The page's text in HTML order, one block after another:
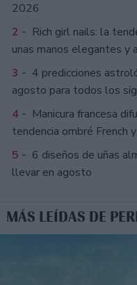
2026
2 - Rich girl nails: la
unas manos elegantes y
3 - 4 predicciones
agosto para todos los
4 - Manicura francesa
tendencia ombré French
5 - 6 diseños de uñas
llevar en agosto
MÁS LEÍDAS DE